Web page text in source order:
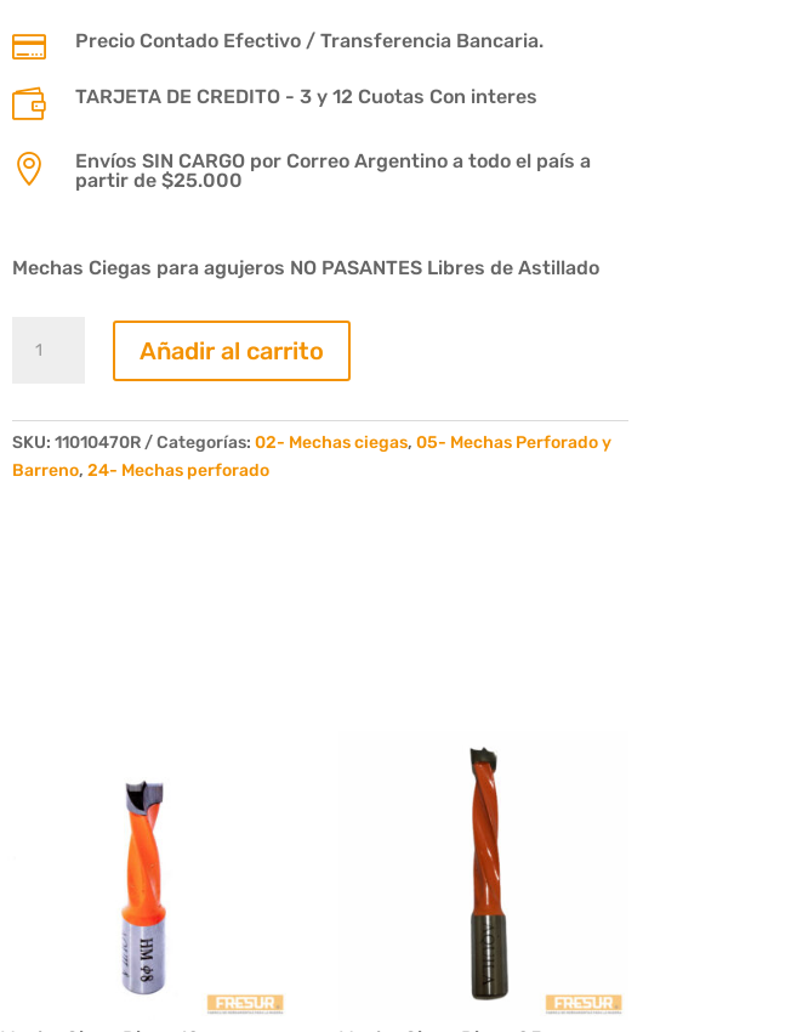
 Precio Contado Efectivo / Transferencia Bancaria.
 TARJETA DE CREDITO - 3 y 12 Cuotas Con interes

Envíos SIN CARGO por Correo Argentino a todo el país a
partir de $25.000
Mechas Ciegas para agujeros NO PASANTES Libres de Astillado
Ciega
Largo
70mm.
Añadir al carrito
SKU: 11010470R Categorías: 02- Mechas ciegas, 05- Mechas Perforado y
Barreno, 24- Mechas perforado